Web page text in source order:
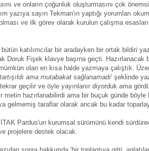
ve onların çoğunluk oluşturmasını çok
yazıya sayın Tekman'ın yaptığı yorumları
ve ilk görev olarak kurulun çalışma
katılımcılar bir aradayken bir ortak bildiri
Doruk Fişek klavye başına geçti. Hazırlanacak
olan en kısa halde yazmaya çalıştık.
ama mutabakat sağlanamadı' şeklinde
geçilir ve öyle yayınlanır diyorduk ama
metin hazırlanabilirdi ama bir buçuk günde
gelmemiş taraflar olarak ancak bu kadar
Pardus'un kurumsal sürümünü kendi
projelere destek olacak.